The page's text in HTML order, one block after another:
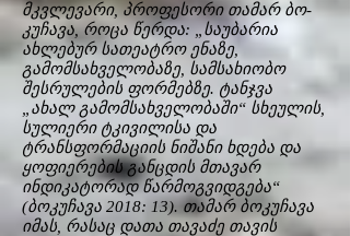
მკვლევარი, პროფესორი თამარ ბო-
კუჩავა, როცა წერდა: „საუბარია
ახლებურ სათეატრო ენაზე,
გამომსახველობაზე, სამსახიობო
შესრულების ფორმებზე. ტანჯვა
„ახალ გამომსახველობაში“ სხეულის,
სულიერი ტკივილისა და
ტრანსფორმაციის ნიშანი ხდება და
ყოფიერების განცდის მთავარ
ინდიკატორად წარმოგვიდგება“
(ბოკუჩავა 2018: 13). თამარ ბოკუჩავა
იმას, რასაც დათა თავაძე თავის